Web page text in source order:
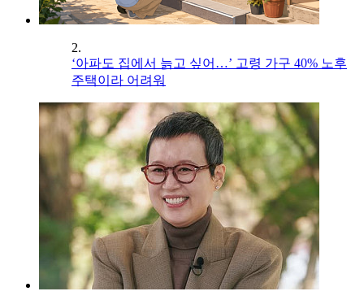
2.
‘아파도 집에서 늙고 싶어…’ 고령 가구 40% 노후
주택이라 어려워